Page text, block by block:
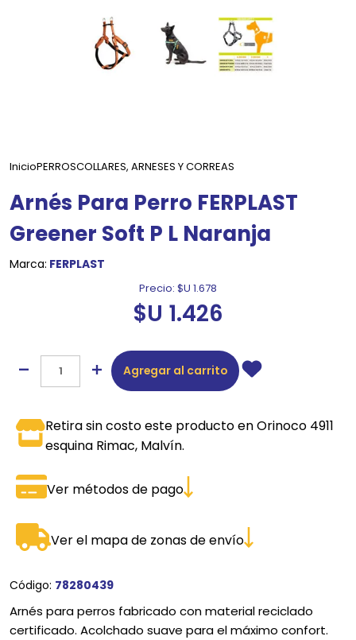
InicioPERROSCOLLARES, ARNESES Y CORREAS
Arnés Para Perro FERPLAST
Greener Soft P L Naranja
Marca: FERPLAST
Precio: $U 1.678
$U 1.426
Agregar al carrito
Retira sin costo este producto en Orinoco 4911
esquina Rimac, Malvín.
Ver métodos de pago
Ver el mapa de zonas de envío
Código: 78280439
Arnés para perros fabricado con material reciclado
certificado. Acolchado suave para el máximo confort.